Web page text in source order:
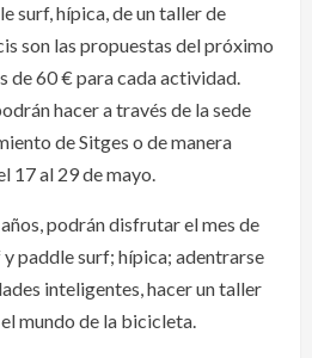
surf, hípica, de un taller de
son las propuestas del próximo
de 60 € para cada actividad.
hacer a través de la sede
de Sitges o de manera
17 al 29 de mayo.
podrán disfrutar el mes de
paddle surf; hípica; adentrarse
inteligentes, hacer un taller
mundo de la bicicleta.